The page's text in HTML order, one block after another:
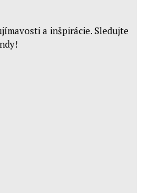
a inšpirácie. Sledujte